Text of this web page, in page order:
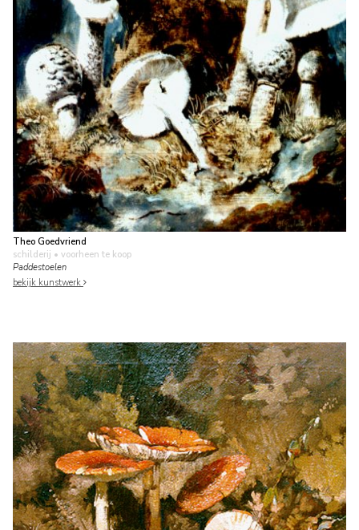
Theo Goedvriend
schilderij • voorheen te koop
Paddestoelen
bekijk kunstwerk